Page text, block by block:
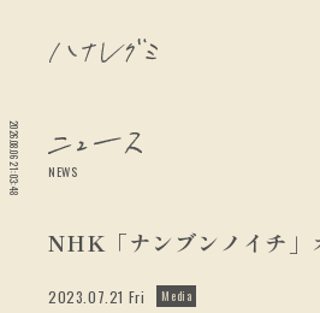
2026.08.06 21:03:48 NEWS
NHK「ナンブンノイチ」
2023.07.21 Fri Media